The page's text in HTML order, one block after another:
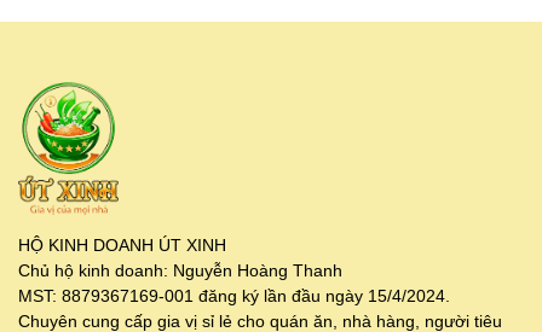
HỘ KINH DOANH ÚT XINH
Chủ hộ kinh doanh: Nguyễn Hoàng Thanh
MST: 8879367169-001 đăng ký lần đầu ngày 15/4/2024.
Chuyên cung cấp gia vị sỉ lẻ cho quán ăn, nhà hàng, người tiêu